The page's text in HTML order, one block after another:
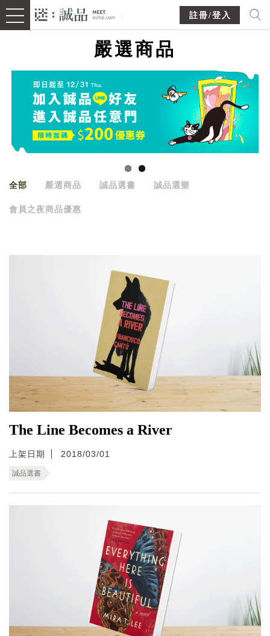
註冊/登入
嚴選商品
全部 嚴選商品 誠品選書 誠品選樂
會員之夜商品優惠
The Line Becomes a River
上架日期 2018/03/01
誠品選書